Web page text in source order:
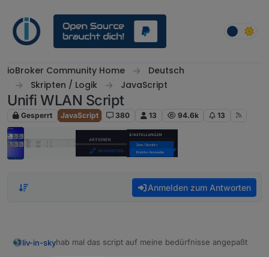
ioBroker Community Home
Deutsch
Skripten / Logik
JavaScript
Unifi WLAN Script
Gesperrt JavaScript 380 13 94.6k 13
Anmelden zum Antworten
liv-in-skyhab mal das script auf meine bedürfnisse angepaßt